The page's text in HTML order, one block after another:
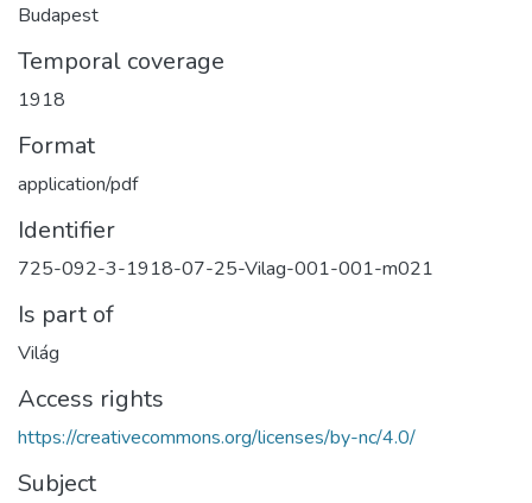
Budapest
Temporal coverage
1918
Format
application/pdf
Identifier
725-092-3-1918-07-25-Vilag-001-001-m021
Is part of
Világ
Access rights
https://creativecommons.org/licenses/by-nc/4.0/
Subject